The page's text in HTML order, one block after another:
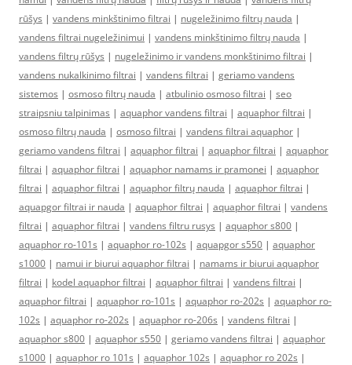
rūšys | vandens minkštinimo filtrai | nugeležinimo filtrų nauda |
vandens filtrai nugeležinimui | vandens minkštinimo filtrų nauda |
vandens filtrų rūšys | nugeležinimo ir vandens monkštinimo filtrai |
vandens nukalkinimo filtrai | vandens filtrai | geriamo vandens
sistemos | osmoso filtrų nauda | atbulinio osmoso filtrai | seo
straipsniu talpinimas | aquaphor vandens filtrai | aquaphor filtrai |
osmoso filtrų nauda | osmoso filtrai | vandens filtrai aquaphor |
geriamo vandens filtrai | aquaphor filtrai | aquaphor filtrai | aquaphor
filtrai | aquaphor filtrai | aquaphor namams ir pramonei | aquaphor
filtrai | aquaphor filtrai | aquaphor filtrų nauda | aquaphor filtrai |
aquapgor filtrai ir nauda | aquaphor filtrai | aquaphor filtrai | vandens
filtrai | aquaphor filtrai | vandens filtru rusys | aquaphor s800 |
aquaphor ro-101s | aquaphor ro-102s | aquapgor s550 | aquaphor
s1000 | namui ir biurui aquaphor filtrai | namams ir biurui aquaphor
filtrai | kodel aquaphor filtrai | aquaphor filtrai | vandens filtrai |
aquaphor filtrai | aquaphor ro-101s | aquaphor ro-202s | aquaphor ro-
102s | aquaphor ro-202s | aquaphor ro-206s | vandens filtrai |
aquaphor s800 | aquaphor s550 | geriamo vandens filtrai | aquaphor
s1000 | aquaphor ro 101s | aquaphor 102s | aquaphor ro 202s |